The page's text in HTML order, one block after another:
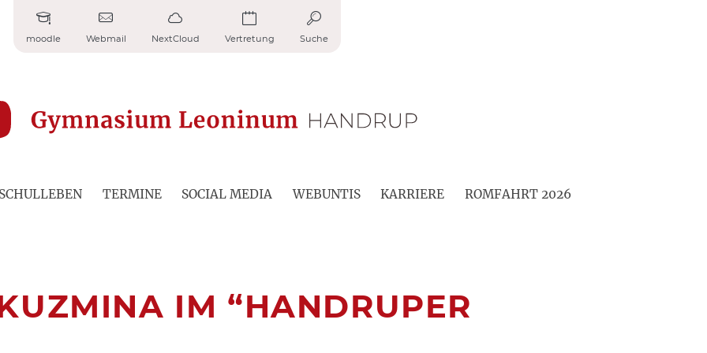
moodle Webmail NextCloud Vertretung Suche
SCHULLEBEN TERMINE SOCIAL MEDIA WEBUNTIS KARRIERE ROMFAHRT 2026
IM “HANDRUPER